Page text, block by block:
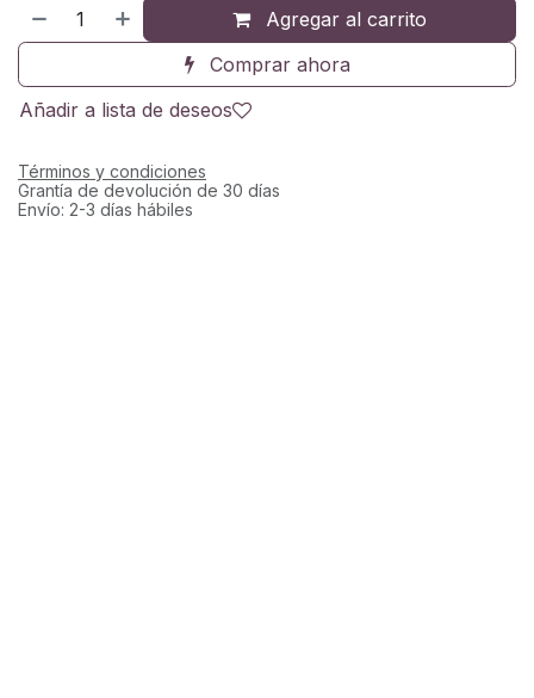
Agregar al carrito
Comprar ahora
Añadir a lista de deseos
Términos y condiciones
Grantía de devolución de 30 días
Envío: 2-3 días hábiles